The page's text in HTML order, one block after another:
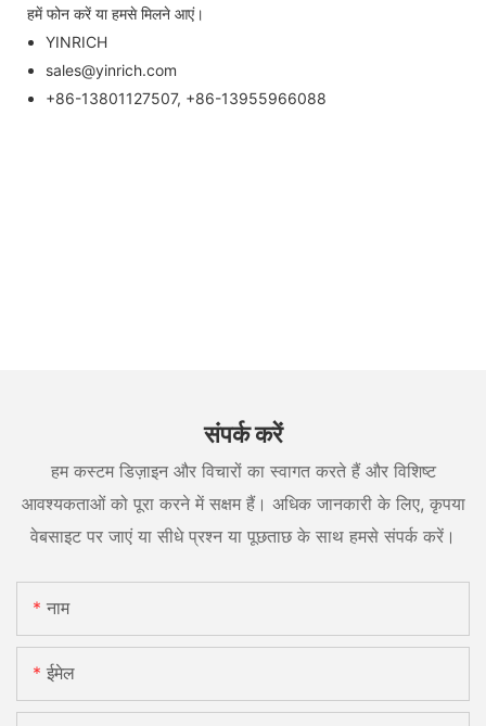
हमें फोन करें या हमसे मिलने आएं।
YINRICH
sales@yinrich.com
+86-13801127507, +86-13955966088
संपर्क करें
हम कस्टम डिज़ाइन और विचारों का स्वागत करते हैं और विशिष्ट
आवश्यकताओं को पूरा करने में सक्षम हैं। अधिक जानकारी के लिए, कृपया
वेबसाइट पर जाएं या सीधे प्रश्न या पूछताछ के साथ हमसे संपर्क करें।
नाम
ईमेल